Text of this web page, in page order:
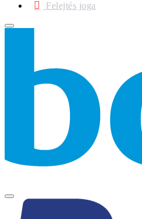
Felejtés joga